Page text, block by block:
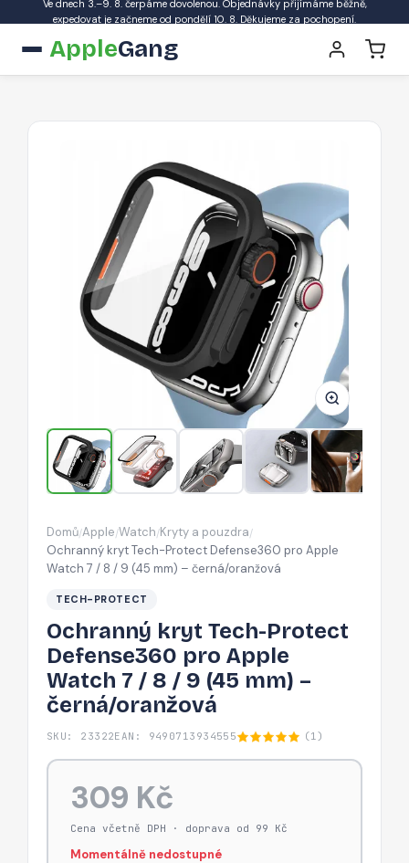
Ve dnech 3.–9. 8. čerpáme dovolenou. Objednávky přijímáme běžně,
expedovat je začneme od pondělí 10. 8. Děkujeme za pochopení.
AppleGang
Ochranný
kryt
Tech-
Protect
Defense360
pro
Apple
Watch
7
/
/
9
černá/oranžová
Domů/Apple/Watch/Kryty a pouzdra/
Ochranný kryt Tech-Protect Defense360 pro Apple
Watch 7 / 8 / 9 (45 mm) – černá/oranžová
TECH-PROTECT
Ochranný kryt Tech-Protect
Defense360 pro Apple
Watch 7 / 8 / 9 (45 mm) –
černá/oranžová
SKU: 23322EAN: 9490713934555 (1)
309 Kč
Cena včetně DPH · doprava od 99 Kč
Momentálně nedostupné